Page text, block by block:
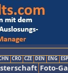
CRO CZE DEN ENG ESP
Foto-